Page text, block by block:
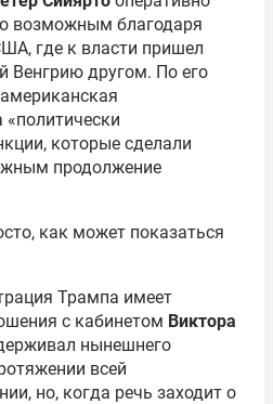
возможным благодаря
где к власти пришел
Венгрию другом. По его
которые сделали
продолжение
как может показаться
Трампа имеет
с кабинетом Виктора
нынешнего
всей
но, когда речь заходит о